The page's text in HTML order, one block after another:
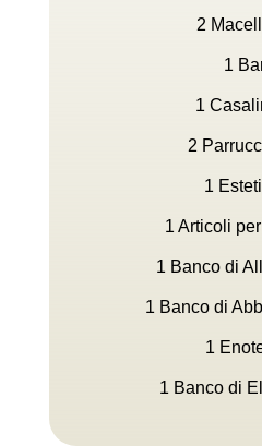
2
1
1
2
1
1 Articoli
1 Banco di
1 Banco di
1
1 Banco di